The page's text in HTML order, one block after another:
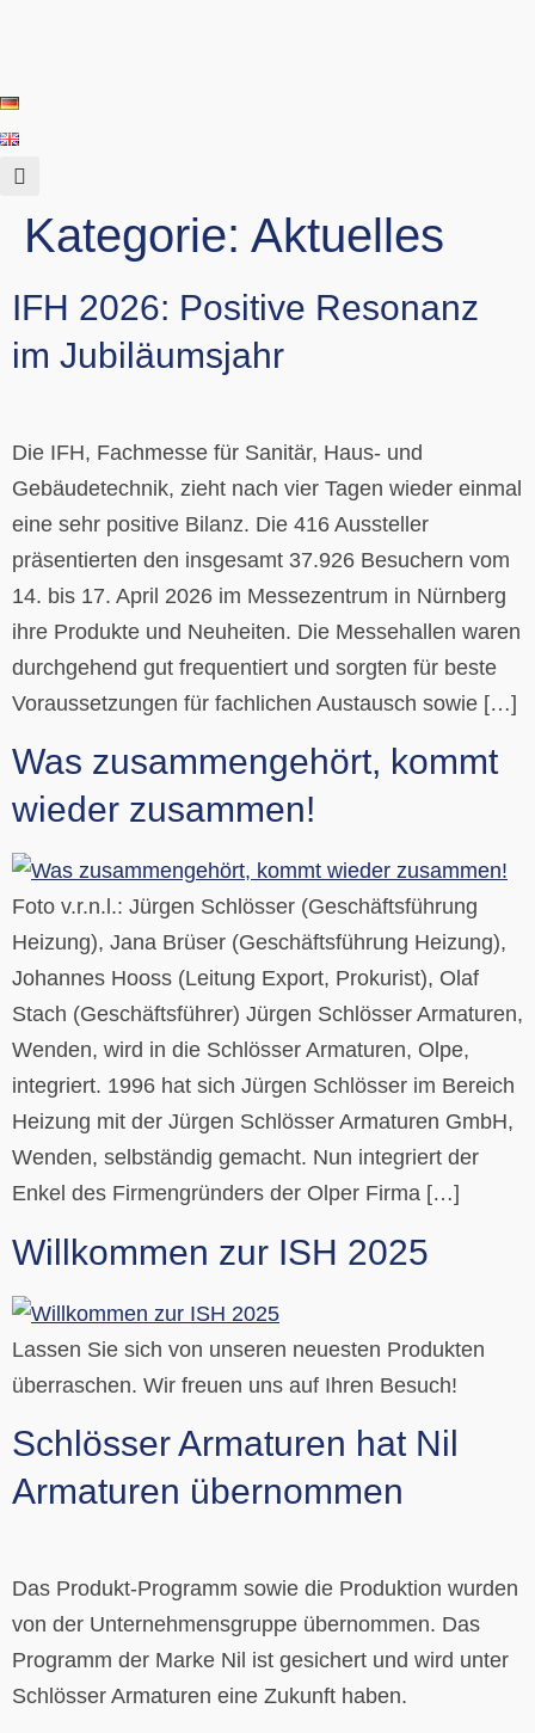
Kategorie: Aktuelles
IFH 2026: Positive Resonanz
im Jubiläumsjahr
Die IFH, Fachmesse für Sanitär, Haus- und
Gebäudetechnik, zieht nach vier Tagen wieder einmal
eine sehr positive Bilanz. Die 416 Aussteller
präsentierten den insgesamt 37.926 Besuchern vom
14. bis 17. April 2026 im Messezentrum in Nürnberg
ihre Produkte und Neuheiten. Die Messehallen waren
durchgehend gut frequentiert und sorgten für beste
Voraussetzungen für fachlichen Austausch sowie […]
Was zusammengehört, kommt
wieder zusammen!
Foto v.r.n.l.: Jürgen Schlösser (Geschäftsführung
Heizung), Jana Brüser (Geschäftsführung Heizung),
Johannes Hooss (Leitung Export, Prokurist), Olaf
Stach (Geschäftsführer) Jürgen Schlösser Armaturen,
Wenden, wird in die Schlösser Armaturen, Olpe,
integriert. 1996 hat sich Jürgen Schlösser im Bereich
Heizung mit der Jürgen Schlösser Armaturen GmbH,
Wenden, selbständig gemacht. Nun integriert der
Enkel des Firmengründers der Olper Firma […]
Willkommen zur ISH 2025
Lassen Sie sich von unseren neuesten Produkten
überraschen. Wir freuen uns auf Ihren Besuch!
Schlösser Armaturen hat Nil
Armaturen übernommen
Das Produkt-Programm sowie die Produktion wurden
von der Unternehmensgruppe übernommen. Das
Programm der Marke Nil ist gesichert und wird unter
Schlösser Armaturen eine Zukunft haben.